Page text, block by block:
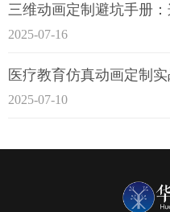
三维动画定制避坑手册
2025-07-16
2025-07-10